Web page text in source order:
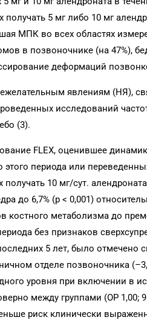
5 мг либо 10 мг
МПК во всех областях
в позвоночнике (на 47%),
деформаций
явлениям (НЯ),
исследований
(3).
FLEX, оценившее
периода или
10 мг/сут.
до 6,7% (p < 0,001)
костного метаболизма до
без признаков
5 лет, было
отделе позвоночника
уровня при включении в
между группами (ОР 1,00;
риск клинически